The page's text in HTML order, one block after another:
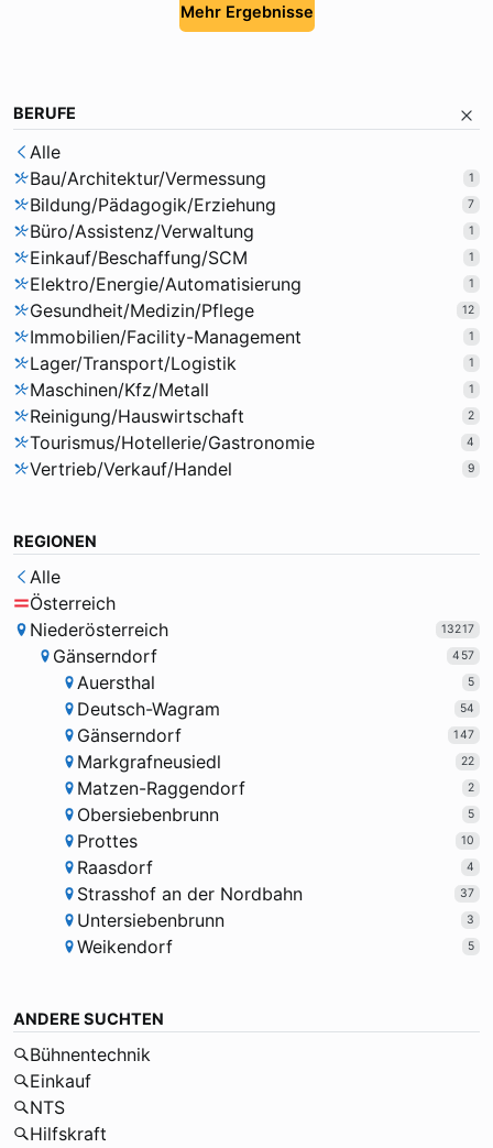
Mehr Ergebnisse
BERUFE
Alle
Bau/Architektur/Vermessung
1
Bildung/Pädagogik/Erziehung 7
Büro/Assistenz/Verwaltung 1
Einkauf/Beschaffung/SCM 1
Elektro/Energie/Automatisierung 1
Gesundheit/Medizin/Pflege 12
Immobilien/Facility-Management 1
Lager/Transport/Logistik 1
Maschinen/Kfz/Metall 1
Reinigung/Hauswirtschaft 2
Tourismus/Hotellerie/Gastronomie 4
Vertrieb/Verkauf/Handel 9
REGIONEN
Alle
Österreich
Niederösterreich
13217
Gänserndorf 457
Auersthal 5
Deutsch-Wagram 54
Gänserndorf 147
Markgrafneusiedl 22
Matzen-Raggendorf 2
Obersiebenbrunn 5
Prottes 10
Raasdorf 4
Strasshof an der Nordbahn 37
Untersiebenbrunn 3
Weikendorf 5
ANDERE SUCHTEN
Bühnentechnik
Einkauf
NTS
Hilfskraft